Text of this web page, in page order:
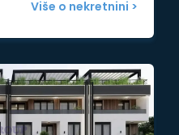
Više o nekretnini >